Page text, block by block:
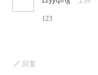
123
回复